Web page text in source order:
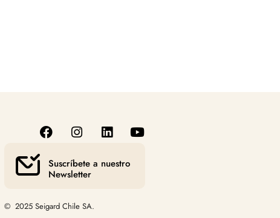
Suscríbete a nuestro
Newsletter
© 2025 Seigard Chile SA.